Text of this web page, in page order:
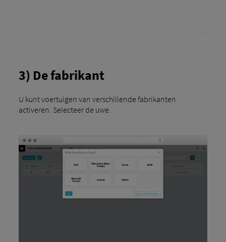
3) De fabrikant
U kunt voertuigen van verschillende fabrikanten
activeren. Selecteer de uwe.